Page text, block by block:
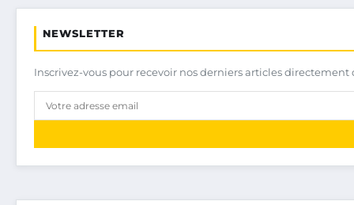
NEWSLETTER
Inscrivez-vous pour recevoir nos derniers articles